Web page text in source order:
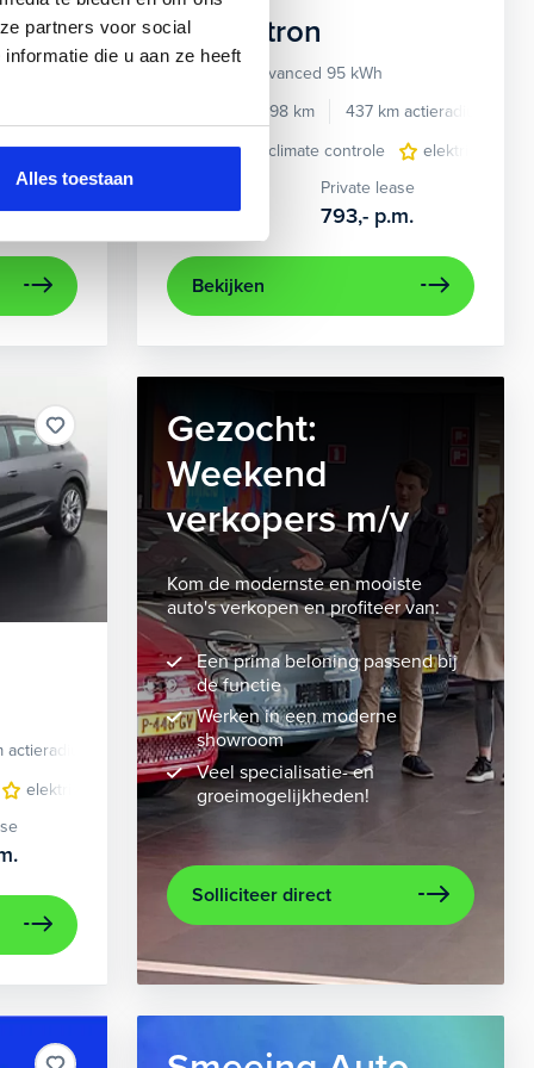
partners voor social
die u aan ze heeft
Alles toestaan
elektrisch glazen panorama-dak lederen bekleding
Carplay/Android Auto electronic climate controle
lichtmetalen
Audi e-tron
55 quattro Advanced 95 kWh
34.998 km 437 km actieradius
electronic climate controle
elektrisch
36.895,-
Private lease
793,- p.m.
Bekijken
10-spaaks 21" luxe lederen bekleding metaalkleur
actieradius
Elektrisch
elektrisch glazen panorama-dak lederen/stof bekleding
Gezocht:
Weekend
verkopers m/v
Kom de modernste en mooiste
auto's verkopen en profiteer van:
Een prima beloning passend bij
de functie
Werken in een moderne
showroom
Veel specialisatie- en
groeimogelijkheden!
Solliciteer direct